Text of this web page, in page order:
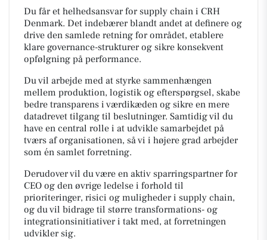
Du får et helhedsansvar for supply chain i CRH
Denmark. Det indebærer blandt andet at definere og
drive den samlede retning for området, etablere
klare governance-strukturer og sikre konsekvent
opfølgning på performance.
Du vil arbejde med at styrke sammenhængen
mellem produktion, logistik og efterspørgsel, skabe
bedre transparens i værdikæden og sikre en mere
datadrevet tilgang til beslutninger. Samtidig vil du
have en central rolle i at udvikle samarbejdet på
tværs af organisationen, så vi i højere grad arbejder
som én samlet forretning.
Derudover vil du være en aktiv sparringspartner for
CEO og den øvrige ledelse i forhold til
prioriteringer, risici og muligheder i supply chain,
og du vil bidrage til større transformations- og
integrationsinitiativer i takt med, at forretningen
udvikler sig.